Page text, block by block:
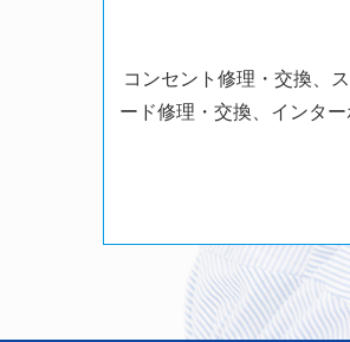
コンセント修理・交換、
ード修理・交換、インタ